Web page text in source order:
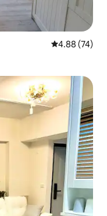
Calificación
4.88 (74)